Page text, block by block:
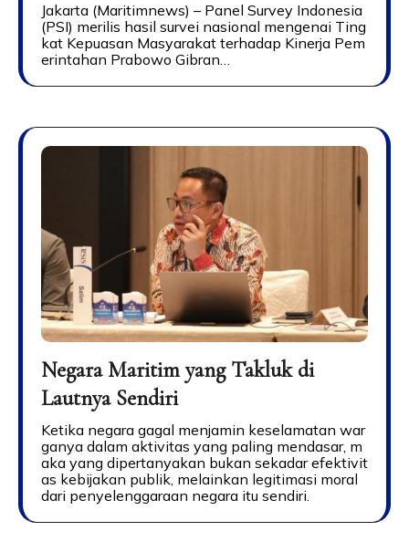
Jakarta (Maritimnews) – Panel Survey Indonesia
(PSI) merilis hasil survei nasional mengenai Ting
kat Kepuasan Masyarakat terhadap Kinerja Pem
erintahan Prabowo Gibran…
Negara Maritim yang Takluk di
Lautnya Sendiri
Ketika negara gagal menjamin keselamatan war
ganya dalam aktivitas yang paling mendasar, m
aka yang dipertanyakan bukan sekadar efektivit
as kebijakan publik, melainkan legitimasi moral
dari penyelenggaraan negara itu sendiri.